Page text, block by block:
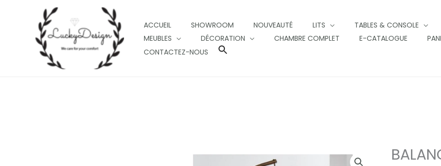
ACCUEIL SHOWROOM NOUVEAUTÉ LITS TABLES & CONSOLE
MEUBLES
DÉCORATION CHAMBRE COMPLET E-CATALOGUE
CONTACTEZ-NOUS
BALANCOIRE